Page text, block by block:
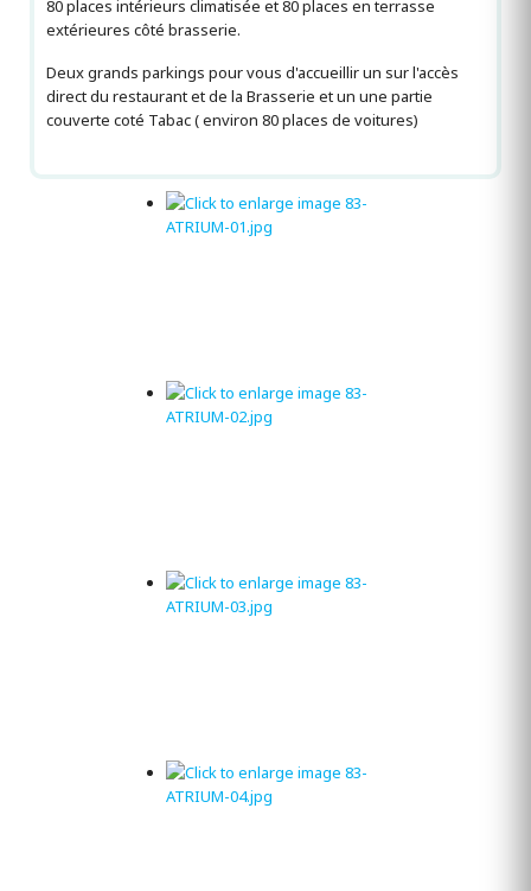
80 places intérieurs climatisée et 80 places en terrasse
extérieures côté brasserie.
Deux grands parkings pour vous d'accueillir un sur l'accès
direct du restaurant et de la Brasserie et un une partie
couverte coté Tabac ( environ 80 places de voitures)